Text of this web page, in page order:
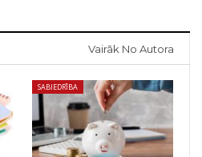
Vairāk No Autora
SABIEDRĪBA